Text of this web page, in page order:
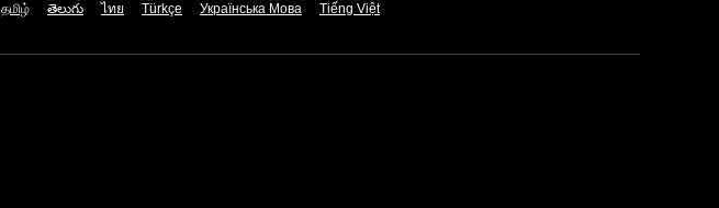
தமிழ் తెలుగు ไทย Türkçe Українська Мова Tiếng Việt